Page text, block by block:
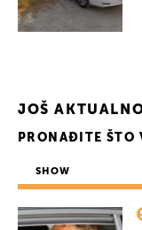
JOŠ
PRONAĐITE ŠTO
SHOW